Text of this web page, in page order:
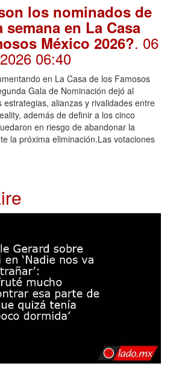
los nominados de
semana en La Casa
México 2026?. 06
06:40
en La Casa de los Famosos
Gala de Nominación dejó al
estrategias, alianzas y rivalidades entre
además de definir a los cinco
en riesgo de abandonar la
la próxima eliminación.Las votaciones